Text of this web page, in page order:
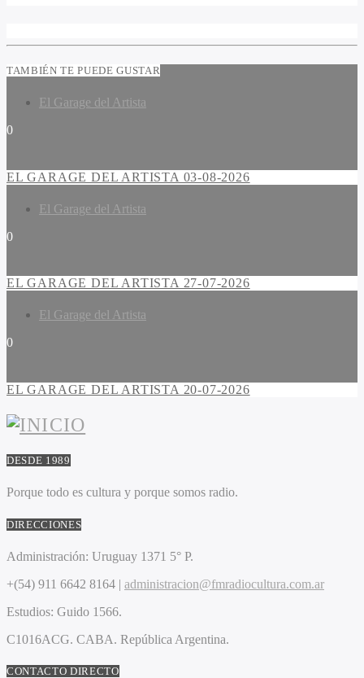
TAMBIÉN TE PUEDE GUSTAR
El Garage del Artista
0
EL GARAGE DEL ARTISTA 03-08-2026
El Garage del Artista
0
EL GARAGE DEL ARTISTA 27-07-2026
El Garage del Artista
0
EL GARAGE DEL ARTISTA 20-07-2026
DESDE 1989
Porque todo es cultura y porque somos radio.
DIRECCIONES
Administración: Uruguay 1371 5° P.
+(54) 911 6642 8164 | administracion@fmradiocultura.com.ar
Estudios: Guido 1566.
C1016ACG. CABA. República Argentina.
CONTACTO DIRECTO